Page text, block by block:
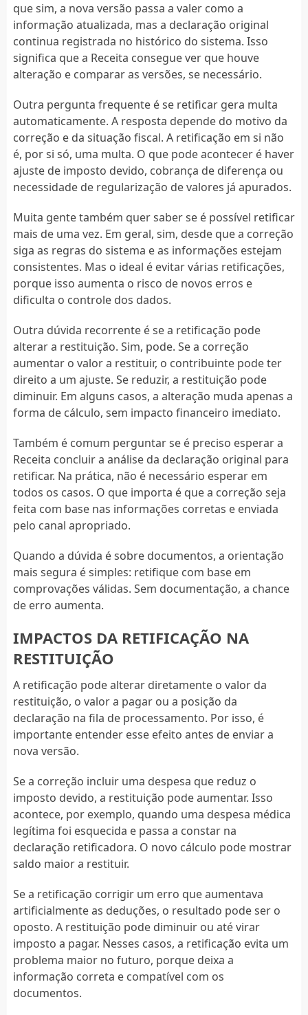
que sim, a nova versão passa a valer como a
informação atualizada, mas a declaração original
continua registrada no histórico do sistema. Isso
significa que a Receita consegue ver que houve
alteração e comparar as versões, se necessário.
Outra pergunta frequente é se retificar gera multa
automaticamente. A resposta depende do motivo da
correção e da situação fiscal. A retificação em si não
é, por si só, uma multa. O que pode acontecer é haver
ajuste de imposto devido, cobrança de diferença ou
necessidade de regularização de valores já apurados.
Muita gente também quer saber se é possível retificar
mais de uma vez. Em geral, sim, desde que a correção
siga as regras do sistema e as informações estejam
consistentes. Mas o ideal é evitar várias retificações,
porque isso aumenta o risco de novos erros e
dificulta o controle dos dados.
Outra dúvida recorrente é se a retificação pode
alterar a restituição. Sim, pode. Se a correção
aumentar o valor a restituir, o contribuinte pode ter
direito a um ajuste. Se reduzir, a restituição pode
diminuir. Em alguns casos, a alteração muda apenas a
forma de cálculo, sem impacto financeiro imediato.
Também é comum perguntar se é preciso esperar a
Receita concluir a análise da declaração original para
retificar. Na prática, não é necessário esperar em
todos os casos. O que importa é que a correção seja
feita com base nas informações corretas e enviada
pelo canal apropriado.
Quando a dúvida é sobre documentos, a orientação
mais segura é simples: retifique com base em
comprovações válidas. Sem documentação, a chance
de erro aumenta.
IMPACTOS DA RETIFICAÇÃO NA
RESTITUIÇÃO
A retificação pode alterar diretamente o valor da
restituição, o valor a pagar ou a posição da
declaração na fila de processamento. Por isso, é
importante entender esse efeito antes de enviar a
nova versão.
Se a correção incluir uma despesa que reduz o
imposto devido, a restituição pode aumentar. Isso
acontece, por exemplo, quando uma despesa médica
legítima foi esquecida e passa a constar na
declaração retificadora. O novo cálculo pode mostrar
saldo maior a restituir.
Se a retificação corrigir um erro que aumentava
artificialmente as deduções, o resultado pode ser o
oposto. A restituição pode diminuir ou até virar
imposto a pagar. Nesses casos, a retificação evita um
problema maior no futuro, porque deixa a
informação correta e compatível com os
documentos.